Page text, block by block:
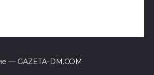
— GAZETA-DM.COM